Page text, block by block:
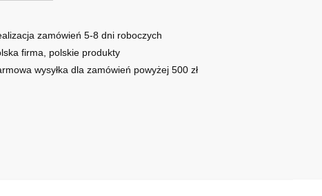
zamówień 5-8 dni roboczych
firma, polskie produkty
wysyłka dla zamówień powyżej 500 zł